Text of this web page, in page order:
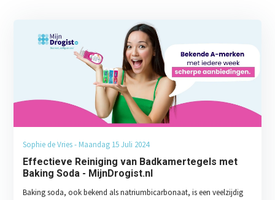
Sophie de Vries - Maandag 15 Juli 2024
Effectieve Reiniging van Badkamertegels met
Baking Soda - MijnDrogist.nl
Baking soda, ook bekend als natriumbicarbonaat, is een veelzijdig